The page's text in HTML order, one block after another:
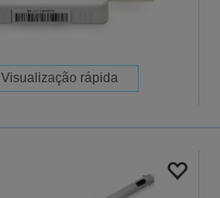
Visualização rápida